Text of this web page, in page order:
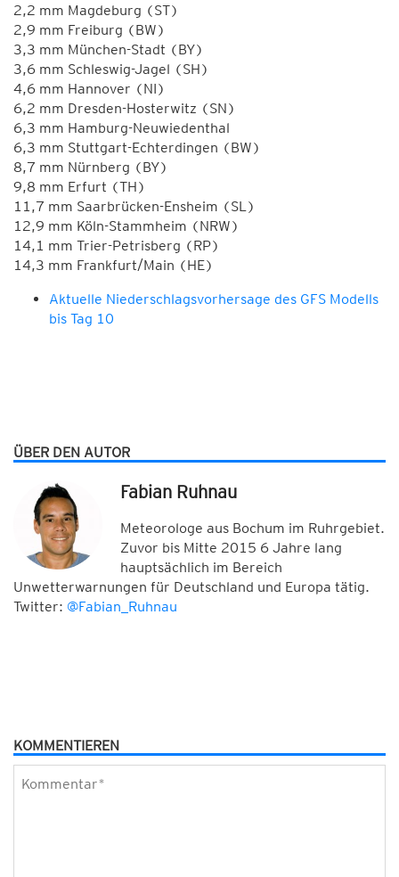
2,2 mm Magdeburg (ST)
2,9 mm Freiburg (BW)
3,3 mm München-Stadt (BY)
3,6 mm Schleswig-Jagel (SH)
4,6 mm Hannover (NI)
6,2 mm Dresden-Hosterwitz (SN)
6,3 mm Hamburg-Neuwiedenthal
6,3 mm Stuttgart-Echterdingen (BW)
8,7 mm Nürnberg (BY)
9,8 mm Erfurt (TH)
11,7 mm Saarbrücken-Ensheim (SL)
12,9 mm Köln-Stammheim (NRW)
14,1 mm Trier-Petrisberg (RP)
14,3 mm Frankfurt/Main (HE)
Aktuelle Niederschlagsvorhersage des GFS Modells
bis Tag 10
ÜBER DEN AUTOR
Fabian Ruhnau
Meteorologe aus Bochum im Ruhrgebiet.
Zuvor bis Mitte 2015 6 Jahre lang
hauptsächlich im Bereich
Unwetterwarnungen für Deutschland und Europa tätig.
Twitter: @Fabian_Ruhnau
KOMMENTIEREN